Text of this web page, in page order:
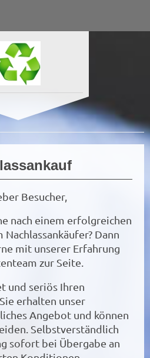
Besucher,
nach einem erfolgreichen
Dann
mit unserer Erfahrung
zur Seite.
und seriös Ihren
erhalten unser
Angebot und können
Selbstverständlich
sofort bei Übergabe an